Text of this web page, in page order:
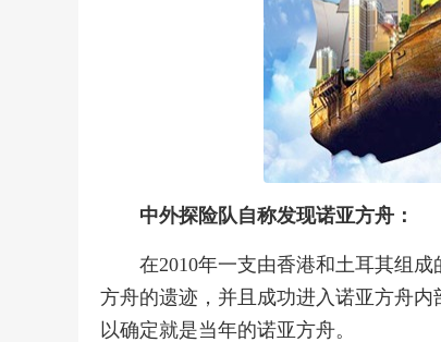
中外探险队自称发现诺亚方舟：
在2010年一支由香港和土耳其组
方舟的遗迹，并且成功进入诺亚方舟
以确定就是当年的诺亚方舟。